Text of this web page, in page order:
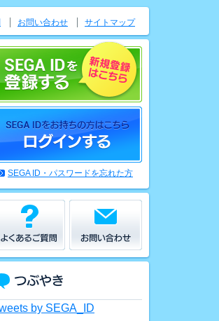
SEGA ID・パスワードを忘れた方
by SEGA_ID
お問い合わせ サイトマップ